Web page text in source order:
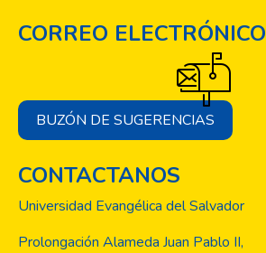
CORREO ELECTRÓNICO
BUZÓN DE SUGERENCIAS
CONTACTANOS
Universidad Evangélica del Salvador
Prolongación Alameda Juan Pablo II,